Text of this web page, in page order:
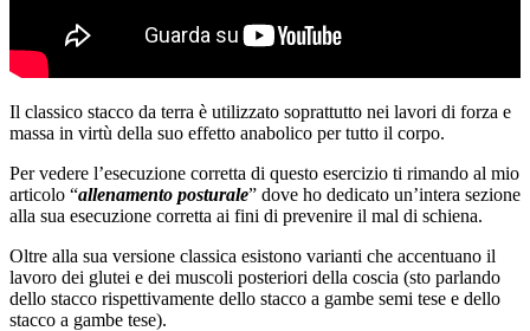
Il classico stacco da terra è utilizzato soprattutto nei lavori di forza e
massa in virtù della suo effetto anabolico per tutto il corpo.
Per vedere l’esecuzione corretta di questo esercizio ti rimando al mio
articolo “allenamento posturale” dove ho dedicato un’intera sezione
alla sua esecuzione corretta ai fini di prevenire il mal di schiena.
Oltre alla sua versione classica esistono varianti che accentuano il
lavoro dei glutei e dei muscoli posteriori della coscia (sto parlando
dello stacco rispettivamente dello stacco a gambe semi tese e dello
stacco a gambe tese).